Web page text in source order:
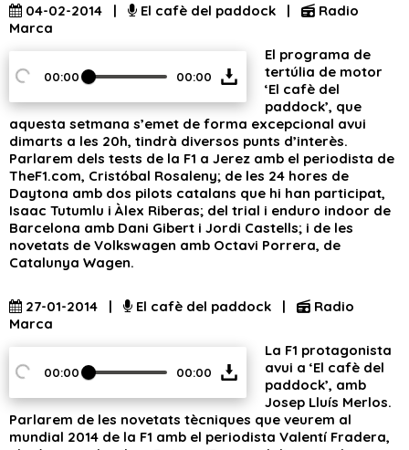
04-02-2014 | El cafè del paddock |
Radio
Marca
00:00 00:00
El programa de
tertúlia de motor
‘El cafè del
paddock’, que
aquesta setmana s’emet de forma excepcional avui
dimarts a les 20h, tindrà diversos punts d’interès.
Parlarem dels tests de la F1 a Jerez amb el periodista de
TheF1.com, Cristóbal Rosaleny; de les 24 hores de
Daytona amb dos pilots catalans que hi han participat,
Isaac Tutumlu i Àlex Riberas; del trial i enduro indoor de
Barcelona amb Dani Gibert i Jordi Castells; i de les
novetats de Volkswagen amb Octavi Porrera, de
Catalunya Wagen.
27-01-2014 | El cafè del paddock |
Radio
Marca
00:00 00:00
La F1 protagonista
avui a ‘El cafè del
paddock’, amb
Josep Lluís Merlos.
Parlarem de les novetats tècniques que veurem al
mundial 2014 de la F1 amb el periodista Valentí Fradera,